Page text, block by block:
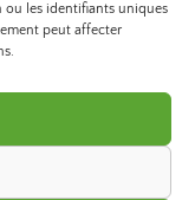
ou les identifiants uniques
peut affecter